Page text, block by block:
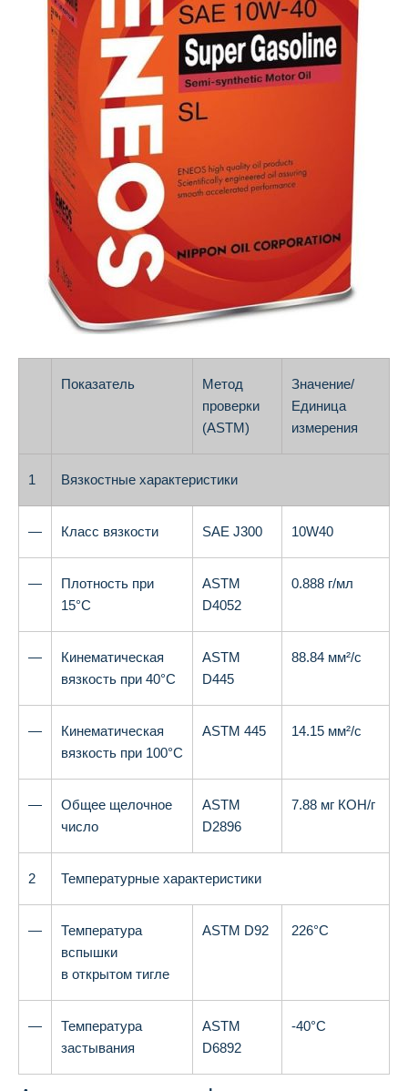
Показатель
Метод
проверки
(ASTM)
Значение/
Единица
измерения
1 Вязкостные характеристики
— Класс вязкости SAE J300 10W40
—
Плотность при
15°C
ASTM
D4052
0.888 г/мл
—
Кинематическая
вязкость при 40°C
ASTM
D445
88.84 мм²/с
—
Кинематическая
вязкость при 100°C
ASTM 445 14.15 мм²/с
—
Общее щелочное
число
ASTM
D2896
7.88 мг КОН/г
2 Температурные характеристики
—
Температура
вспышки
в открытом тигле
ASTM D92 226°С
—
Температура
застывания
ASTM
D6892
-40°С